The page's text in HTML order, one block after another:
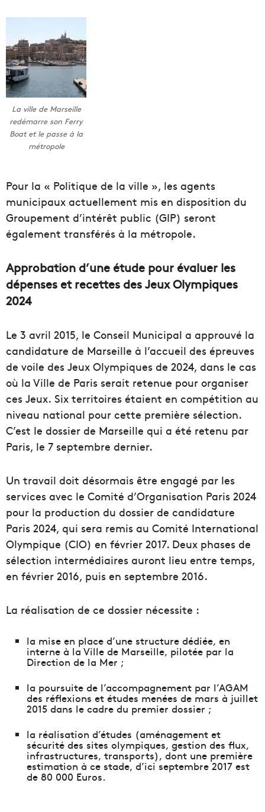
La ville de Marseille
redémarre son Ferry
Boat et le passe à la
métropole
Pour la « Politique de la ville », les agents
municipaux actuellement mis en disposition du
Groupement d’intérêt public (GIP) seront
également transférés à la métropole.
Approbation d’une étude pour évaluer les
dépenses et recettes des Jeux Olympiques
2024
Le 3 avril 2015, le Conseil Municipal a approuvé la
candidature de Marseille à l’accueil des épreuves
de voile des Jeux Olympiques de 2024, dans le cas
où la Ville de Paris serait retenue pour organiser
ces Jeux. Six territoires étaient en compétition au
niveau national pour cette première sélection.
C’est le dossier de Marseille qui a été retenu par
Paris, le 7 septembre dernier.
Un travail doit désormais être engagé par les
services avec le Comité d’Organisation Paris 2024
pour la production du dossier de candidature
Paris 2024, qui sera remis au Comité International
Olympique (CIO) en février 2017. Deux phases de
sélection intermédiaires auront lieu entre temps,
en février 2016, puis en septembre 2016.
La réalisation de ce dossier nécessite :
la mise en place d’une structure dédiée, en
interne à la Ville de Marseille, pilotée par la
Direction de la Mer ;
la poursuite de l’accompagnement par l’AGAM
des réflexions et études menées de mars à juillet
2015 dans le cadre du premier dossier ;
la réalisation d’études (aménagement et
sécurité des sites olympiques, gestion des flux,
infrastructures, transports), dont une première
estimation à ce stade, d’ici septembre 2017 est
de 80 000 Euros.